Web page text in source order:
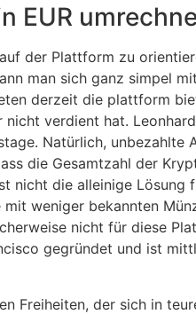
EUR
der Plattform zu
man sich ganz simpel
derzeit die plattform
verdient hat.
Natürlich,
die Gesamtzahl der
nicht die alleinige
weniger bekannten
nicht für diese
gegründet und ist
Freiheiten, der sich in